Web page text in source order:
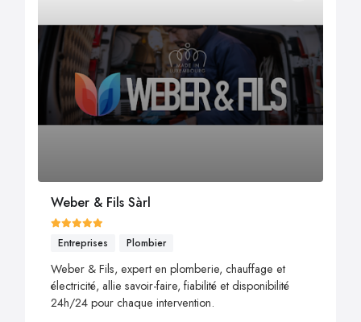
Weber & Fils Sàrl
Entreprises Plombier
Weber & Fils, expert en plomberie, chauffage et
électricité, allie savoir-faire, fiabilité et disponibilité
24h/24 pour chaque intervention.